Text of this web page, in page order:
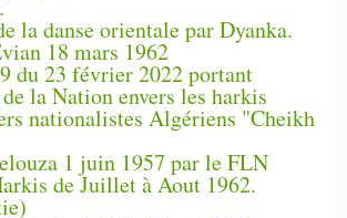
la danse orientale par Dyanka.
18 mars 1962
du 23 février 2022 portant
la Nation envers les harkis
nationalistes Algériens "Cheikh
1 juin 1957 par le FLN
de Juillet à Aout 1962.